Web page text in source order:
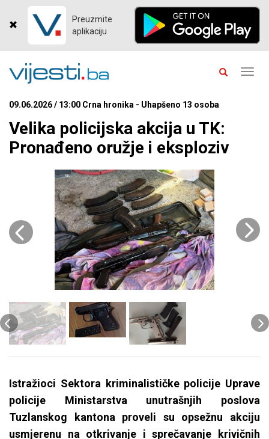
Preuzmite
aplikaciju
09.06.2026 / 13:00 Crna hronika - Uhapšeno 13 osoba
Velika policijska akcija u TK:
Pronađeno oružje i eksploziv
Istražioci Sektora kriminalističke policije Uprave
policije Ministarstva unutrašnjih poslova
Tuzlanskog kantona proveli su opsežnu akciju
usmjerenu na otkrivanje i sprečavanje krivičnih